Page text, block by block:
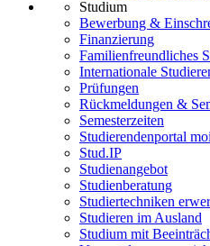
Studium
Bewerbung &
Finanzierung
Familienfreundliches
Internationale
Prüfungen
Rückmeldungen &
Semesterzeiten
Studierendenportal
Stud.IP
Studienangebot
Studienberatung
Studiertechniken
Studieren im Ausland
Studium mit